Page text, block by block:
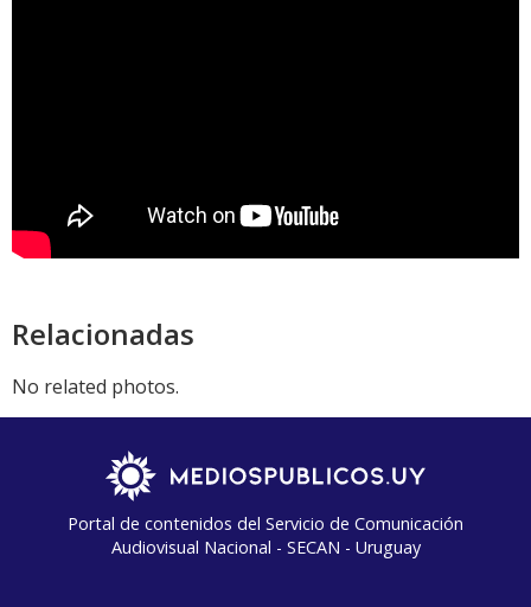
Relacionadas
No related photos.
Portal de contenidos del Servicio de Comunicación
Audiovisual Nacional - SECAN - Uruguay